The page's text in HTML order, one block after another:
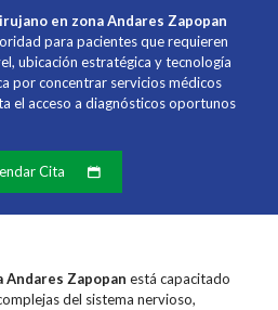
en zona Andares Zapopan
para pacientes que requieren
ubicación estratégica y tecnología
por concentrar servicios médicos
el acceso a diagnósticos oportunos
Cita
Zapopan está capacitado
del sistema nervioso,